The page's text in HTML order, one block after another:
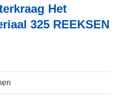
Het
325 REEKSEN